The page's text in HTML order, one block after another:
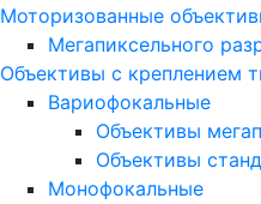
Моторизованные
Мегапиксельного
Объективы с креплением
Вариофокальные
Объективы
Объективы
Монофокальные